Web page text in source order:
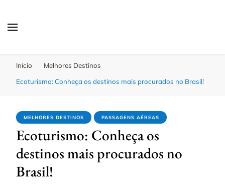
Início
Melhores Destinos
Ecoturismo: Conheça os destinos mais procurados no Brasil!
MELHORES DESTINOS PASSAGENS AÉREAS
Ecoturismo: Conheça os
destinos mais procurados no
Brasil!